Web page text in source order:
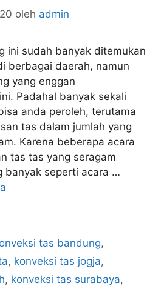
oleh admin
ini sudah banyak ditemukan
berbagai daerah, namun
yang enggan
Padahal banyak sekali
anda peroleh, terutama
tas dalam jumlah yang
Karena beberapa acara
tas tas yang seragam
banyak seperti acara …
tas bandung,
, konveksi tas jogja,
, konveksi tas surabaya,